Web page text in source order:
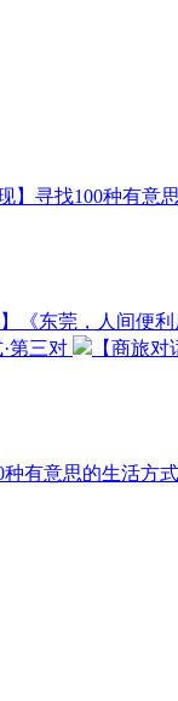
】寻找100种有意
】《东莞，人间便
第三对
【商旅
种有意思的生活方